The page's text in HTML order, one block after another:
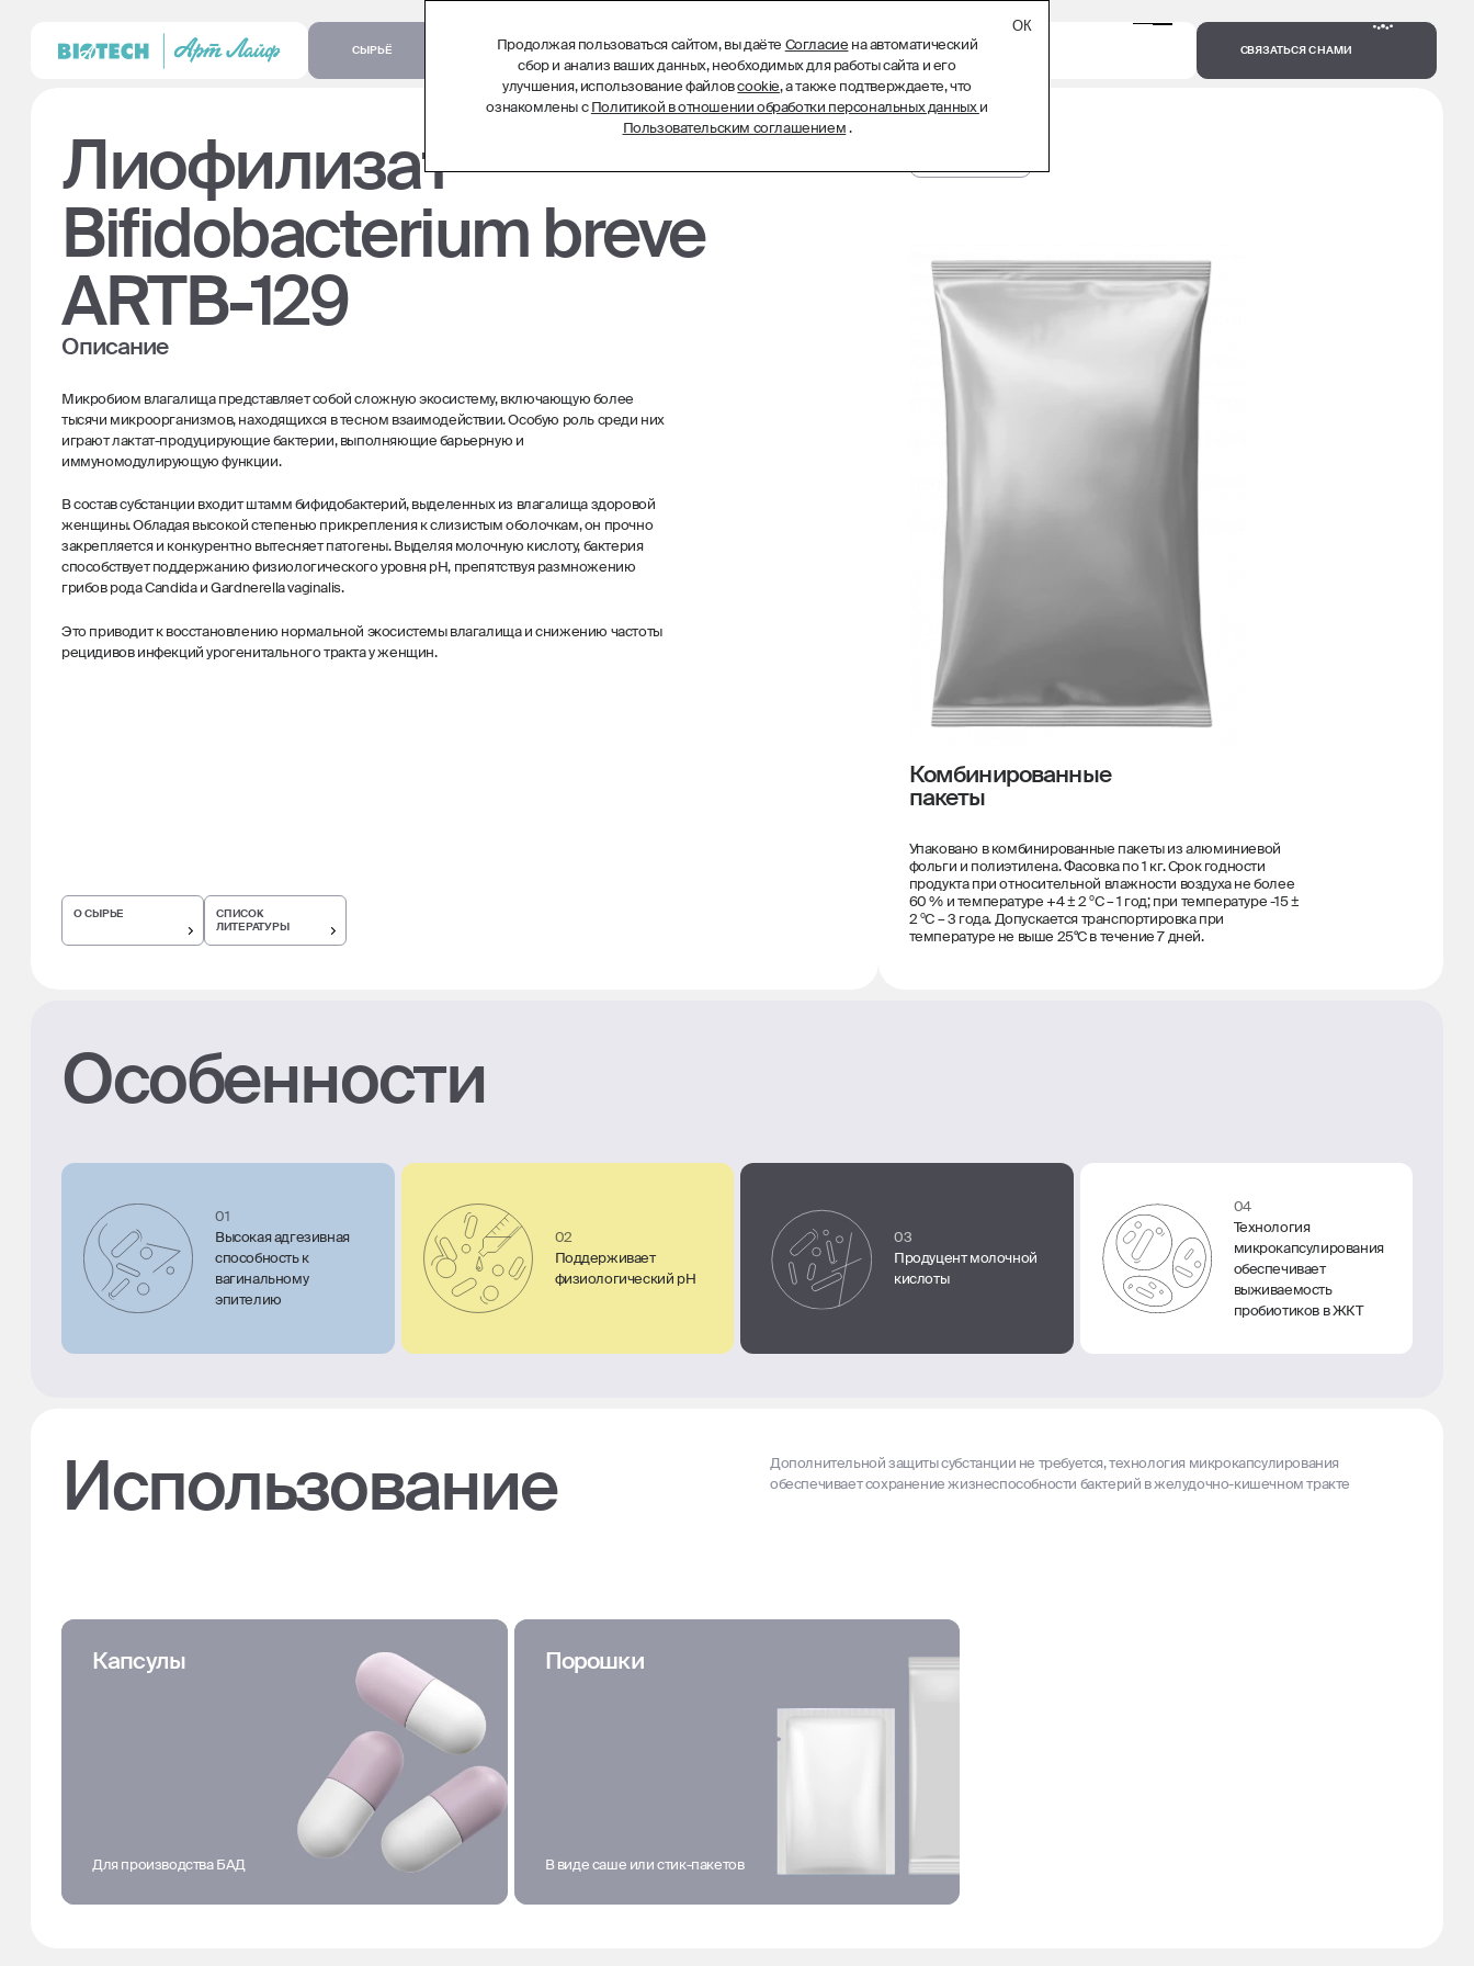
СЫРЬЁ БИОТЕХНОЛОГИЧЕСКИЕ КОМПЛЕКСЫ МЕНЮ СВЯЗАТЬСЯ С НАМИ
Лиофилизат
Bifidobacterium breve
ARTB-129
Описание
Микробиом влагалища представляет собой сложную экосистему, включающую более
тысячи микроорганизмов, находящихся в тесном взаимодействии. Особую роль среди них
играют лактат-продуцирующие бактерии, выполняющие барьерную и
иммуномодулирующую функции.
В состав субстанции входит штамм бифидобактерий, выделенных из влагалища здоровой
женщины. Обладая высокой степенью прикрепления к слизистым оболочкам, он прочно
закрепляется и конкурентно вытесняет патогены. Выделяя молочную кислоту, бактерия
способствует поддержанию физиологического уровня pH, препятствуя размножению
грибов рода Candida и Gardnerella vaginalis.
Это приводит к восстановлению нормальной экосистемы влагалища и снижению частоты
рецидивов инфекций урогенитального тракта у женщин.
О СЫРЬЕ
СПИСОК
ЛИТЕРАТУРЫ
Комбинированные
пакеты
Упаковано в комбинированные пакеты из алюминиевой
фольги и полиэтилена. Фасовка по 1 кг. Срок годности
продукта при относительной влажности воздуха не более
60 % и температуре +4 ± 2 ºС – 1 год; при температуре -15 ±
2 ºС – 3 года. Допускается транспортировка при
температуре не выше 25°С в течение 7 дней.
Особенности
01
Высокая адгезивная
способность к
вагинальному
эпителию
02
Поддерживает
физиологический pH
03
Продуцент молочной
кислоты
04
Технология
микрокапсулирования
обеспечивает
выживаемость
пробиотиков в ЖКТ
Использование
Дополнительной защиты субстанции не требуется, технология микрокапсулирования
обеспечивает сохранение жизнеспособности бактерий в желудочно-кишечном тракте
Капсулы
Для производства БАД
Порошки
В виде саше или стик-пакетов
Продолжая пользоваться сайтом, вы даёте Согласие на автоматический
сбор и анализ ваших данных, необходимых для работы сайта и его
улучшения, использование файловcookie, а также подтверждаете, что
ознакомлены сПолитикой в отношении обработки персональных данныхи
Пользовательским соглашением.